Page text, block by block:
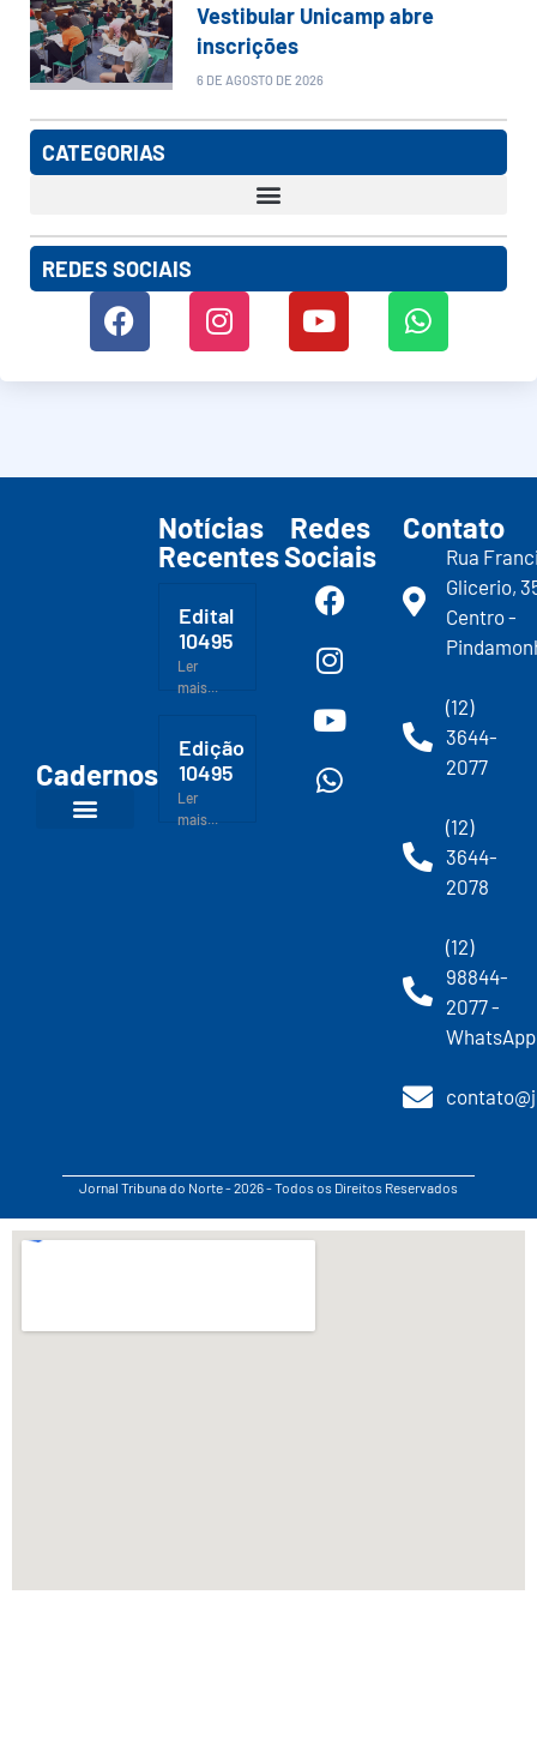
Vestibular Unicamp abre
inscrições
6 DE AGOSTO DE 2026
CATEGORIAS
REDES SOCIAIS
Cadernos
Notícias
Recentes
Edital
10495
Ler
mais...
Edição
10495
Ler
mais...
Redes
Sociais
Contato
Rua
Glicerio,
Centro -
(12)
3644-
2077
(12)
3644-
2078
(12)
98844-
2077 -
WhatsApp
Jornal Tribuna do Norte - 2026 - Todos os Direitos Reservados